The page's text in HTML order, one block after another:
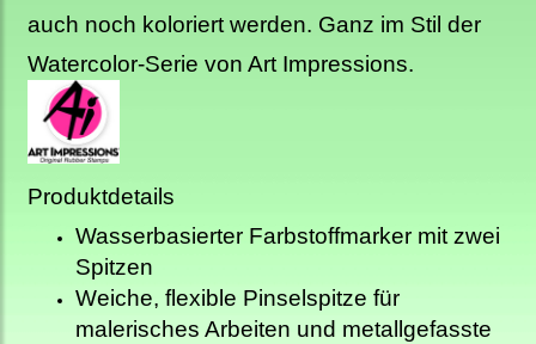
auch noch koloriert werden. Ganz im Stil der
Watercolor-Serie von Art Impressions.
Produktdetails
Wasserbasierter Farbstoffmarker mit zwei
Spitzen
Weiche, flexible Pinselspitze für
malerisches Arbeiten und metallgefasste